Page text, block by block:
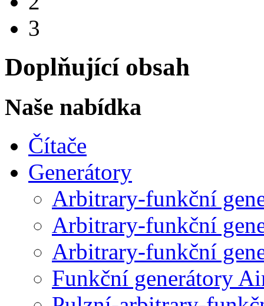
3
Doplňující obsah
Naše nabídka
Čítače
Generátory
Arbitrary-funkční
Arbitrary-funkční
Arbitrary-funkční
Funkční generátory